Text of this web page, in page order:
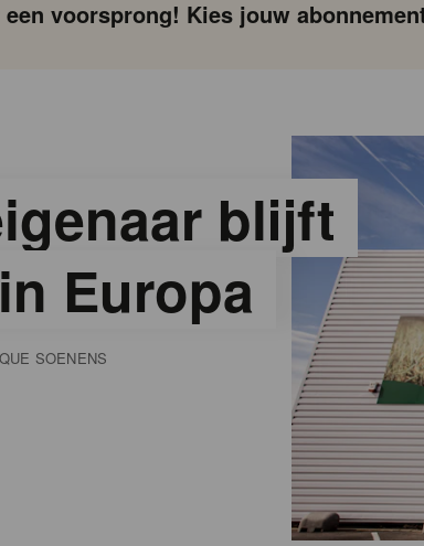
een voorsprong! Kies jouw
blijft
Europa
SOENENS